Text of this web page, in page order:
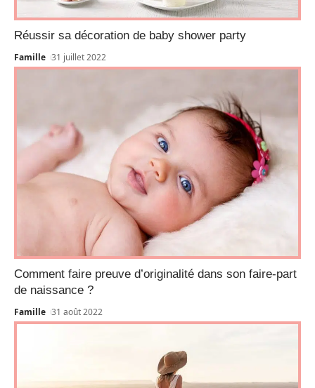
Réussir sa décoration de baby shower party
Famille 31 juillet 2022
Comment faire preuve d’originalité dans son faire-part
de naissance ?
Famille 31 août 2022